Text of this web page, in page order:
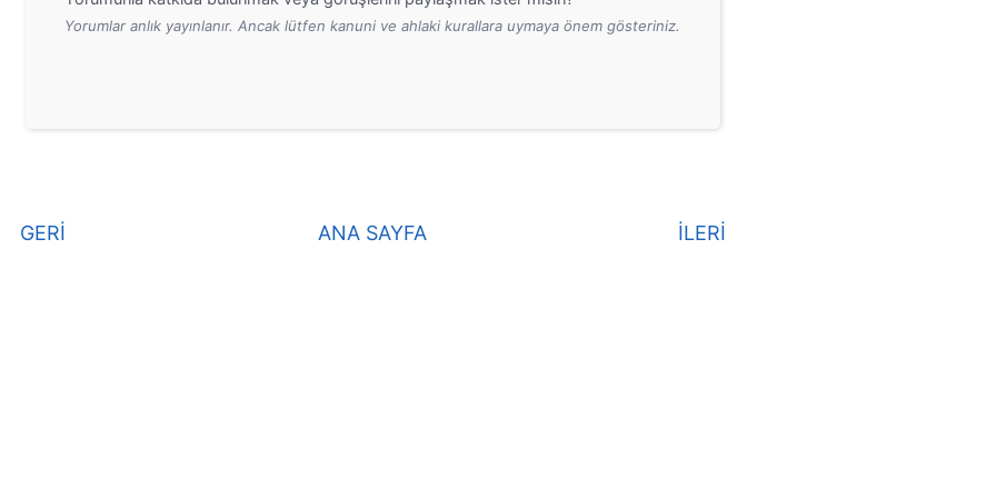
Yorumlar anlık yayınlanır. Ancak lütfen kanuni ve ahlaki kurallara uymaya önem gösteriniz.
GERİ İLERİ
ANA SAYFA